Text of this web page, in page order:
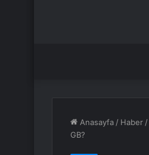
Anasayfa / Haber /
GB?